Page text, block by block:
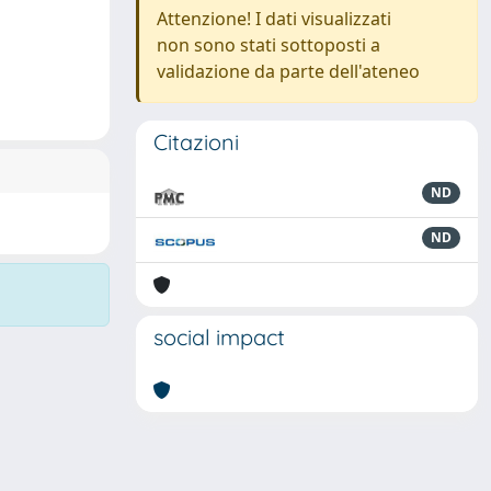
Attenzione! I dati visualizzati
non sono stati sottoposti a
validazione da parte dell'ateneo
Citazioni
ND
ND
social impact